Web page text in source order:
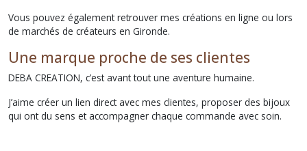
Vous pouvez également retrouver mes créations en ligne ou lors
de marchés de créateurs en Gironde.
Une marque proche de ses clientes
DEBA CREATION, c’est avant tout une aventure humaine.
J’aime créer un lien direct avec mes clientes, proposer des bijoux
qui ont du sens et accompagner chaque commande avec soin.